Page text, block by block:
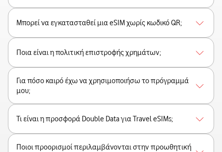
Μπορεί να εγκατασταθεί μια eSIM χωρίς κωδικό QR;
Ποια είναι η πολιτική επιστροφής χρημάτων;
Για πόσο καιρό έχω να χρησιμοποιήσω το πρόγραμμά
μου;
Τι είναι η προσφορά Double Data για Travel eSIMs;
Ποιοι προορισμοί περιλαμβάνονται στην προωθητική